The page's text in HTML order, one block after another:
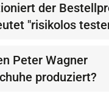
der
"risikolos
Peter Wagner
produziert?